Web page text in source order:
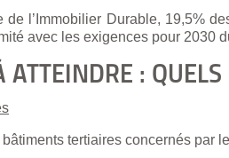
de l’Immobilier Durable, 19,5%
avec les exigences pour 2030
ATTEINDRE :
tertiaires concernés par